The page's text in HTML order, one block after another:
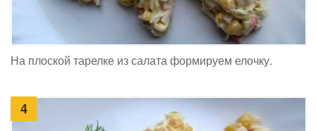
На плоской тарелке из салата формируем елочку.
4